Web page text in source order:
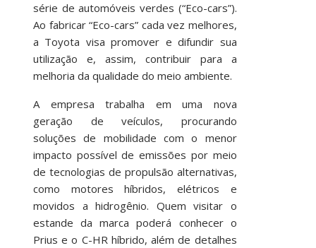
série de automóveis verdes (“Eco-cars”).
Ao fabricar “Eco-cars” cada vez melhores,
a Toyota visa promover e difundir sua
utilização e, assim, contribuir para a
melhoria da qualidade do meio ambiente.
A empresa trabalha em uma nova
geração de veículos, procurando
soluções de mobilidade com o menor
impacto possível de emissões por meio
de tecnologias de propulsão alternativas,
como motores híbridos, elétricos e
movidos a hidrogênio. Quem visitar o
estande da marca poderá conhecer o
Prius e o C-HR híbrido, além de detalhes